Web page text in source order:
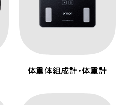
体重体組成計・体重計